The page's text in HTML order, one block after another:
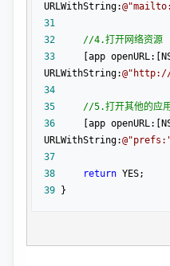
URLWithString:@"
31
32
//4.打开网络资源
33
[app
URLWithString:@" http://
34
35
//5.打开其他的应
36
[app
URLWithString:@"prefs:
37
38
return
39 }